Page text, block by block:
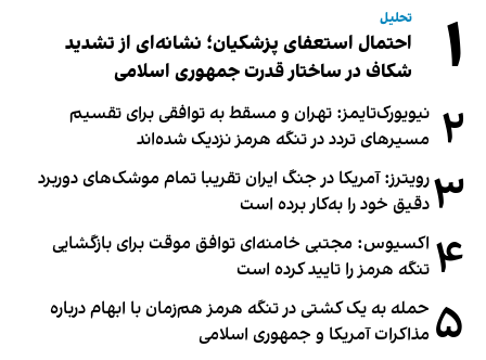
۱ تحلیل
احتمال استعفای پزشکیان؛ نشانه‌ای از تشدید
شکاف در ساختار قدرت جمهوری اسلامی
۲ نیویورک‌تایمز: تهران و مسقط به توافقی برای تقسیم
مسیرهای تردد در تنگه هرمز نزدیک شده‌اند
۳رویترز: آمریکا در جنگ ایران تقریبا تمام موشک‌های دوربرد
دقیق خود را به‌کار برده است
۴ اکسیوس: مجتبی خامنه‌ای توافق موقت برای بازگشایی
تنگه هرمز را تایید کرده است
۵ حمله به یک کشتی در تنگه هرمز هم‌زمان با ابهام درباره
مذاکرات آمریکا و جمهوری اسلامی